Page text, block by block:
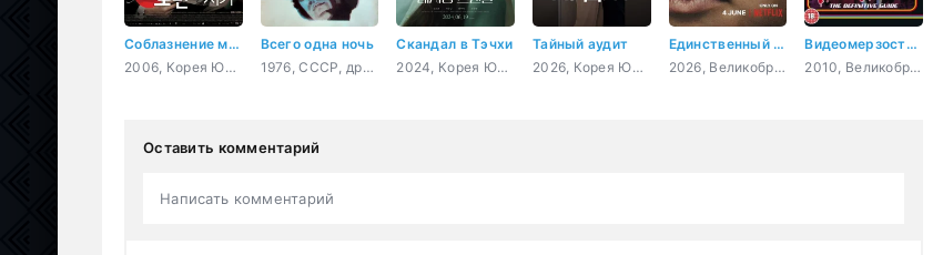
Соблазнение мистера Совершенство
2006, Корея Южная, мелодрама, комедия
Всего одна ночь
1976, СССР, драма, криминал
Скандал в Тэчхи
2024, Корея Южная, драма
Тайный аудит
2026, Корея Южная, мелодрама, комедия
Единственный свидетель
2026, Великобритания, США, драма, криминал
Видеомерзости: Моральная паника, цензура и видеозапись
2010, Великобритания, документальный
Оставить комментарий
Написать комментарий